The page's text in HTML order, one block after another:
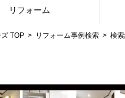
リフォーム
TOP リフォーム事例検索 検